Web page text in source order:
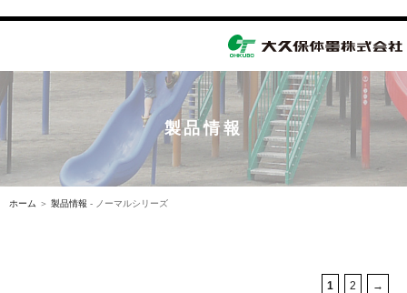
navigation
製品情報
ホーム ＞ 製品情報 - ノーマルシリーズ
1 2 →